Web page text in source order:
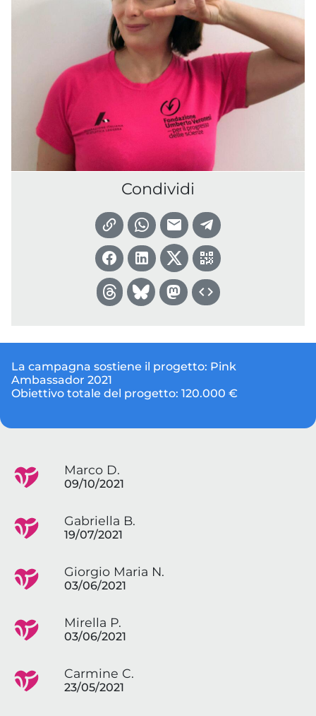
Condividi
La campagna sostiene il progetto: Pink
Ambassador 2021
Obiettivo totale del progetto: 120.000 €
Marco D.
09/10/2021
Gabriella B.
19/07/2021
Giorgio Maria N.
03/06/2021
Mirella P.
03/06/2021
Carmine C.
23/05/2021